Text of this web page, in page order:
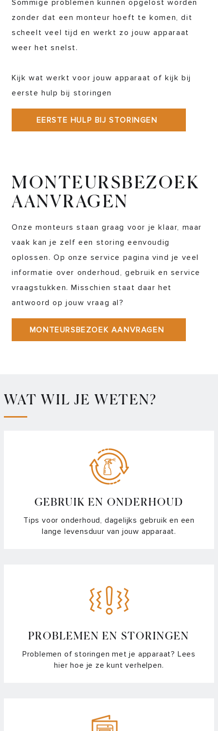
Sommige problemen kunnen opgelost worden
zonder dat een monteur hoeft te komen, dit
scheelt veel tijd en werkt zo jouw apparaat
weer het snelst.
Kijk wat werkt voor jouw apparaat of kijk bij
eerste hulp bij storingen
EERSTE HULP BIJ STORINGEN
MONTEURSBEZOEK
AANVRAGEN
Onze monteurs staan graag voor je klaar, maar
vaak kan je zelf een storing eenvoudig
oplossen. Op onze service pagina vind je veel
informatie over onderhoud, gebruik en service
vraagstukken. Misschien staat daar het
antwoord op jouw vraag al?
MONTEURSBEZOEK AANVRAGEN
WAT WIL JE WETEN?
GEBRUIK EN ONDERHOUD
Tips voor onderhoud, dagelijks gebruik en een
lange levensduur van jouw apparaat.
PROBLEMEN EN STORINGEN
Problemen of storingen met je apparaat? Lees
hier hoe je ze kunt verhelpen.